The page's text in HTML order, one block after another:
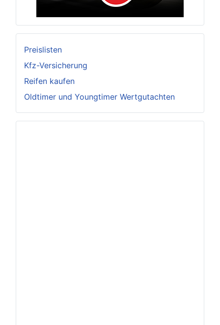
Preislisten
Kfz-Versicherung
Reifen kaufen
Oldtimer und Youngtimer Wertgutachten